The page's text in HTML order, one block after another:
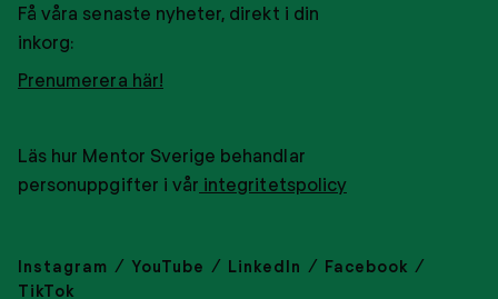
Få våra senaste nyheter, direkt i din
inkorg:
Prenumerera här!
Läs hur Mentor Sverige behandlar
personuppgifter i vår integritetspolicy
Instagram YouTube LinkedIn
Facebook
TikTok